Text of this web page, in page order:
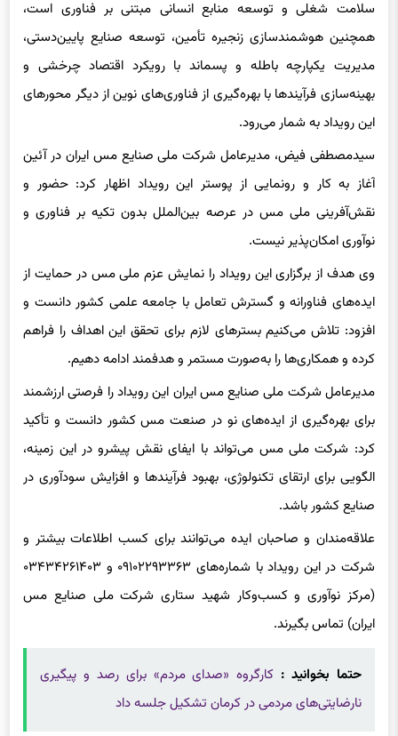
همچنین هوشمندسازی زنجیره تأمین، توسعه صنایع پایین‌دستی،
مدیریت یکپارچه باطله و پسماند با رویکرد اقتصاد چرخشی و
بهینه‌سازی فرآیندها با بهره‌گیری از فناوری‌های نوین از دیگر محورهای
این رویداد به شمار می‌رود.
سیدمصطفی فیض، مدیرعامل شرکت ملی صنایع مس ایران در آئین
آغاز به کار و رونمایی از پوستر این رویداد اظهار کرد: حضور و
نقش‌آفرینی ملی مس در عرصه بین‌الملل بدون تکیه بر فناوری و
نوآوری امکان‌پذیر نیست.
وی هدف از برگزاری این رویداد را نمایش عزم ملی مس در حمایت از
ایده‌های فناورانه و گسترش تعامل با جامعه علمی کشور دانست و
افزود: تلاش می‌کنیم بسترهای لازم برای تحقق این اهداف را فراهم
کرده و همکاری‌ها را به‌صورت مستمر و هدفمند ادامه دهیم.
مدیرعامل شرکت ملی صنایع مس ایران این رویداد را فرصتی ارزشمند
برای بهره‌گیری از ایده‌های نو در صنعت مس کشور دانست و تأکید
کرد: شرکت ملی مس می‌تواند با ایفای نقش پیشرو در این زمینه،
الگویی برای ارتقای تکنولوژی، بهبود فرآیندها و افزایش سودآوری در
صنایع کشور باشد.
علاقه‌مندان و صاحبان ایده می‌توانند برای کسب اطلاعات بیشتر و
شرکت در این رویداد با شماره‌های ۰۹۱۰۲۲۹۳۳۶۳ و ۰۳۴۳۴۲۶۱۴۰۳
(مرکز نوآوری و کسب‌وکار شهید ستاری شرکت ملی صنایع مس
ایران) تماس بگیرند.
نارضایتی‌های مردمی در کرمان تشکیل جلسه داد